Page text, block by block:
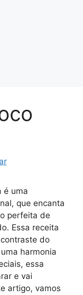
é uma
que encanta
perfeita de
Essa receita
do
harmonia
essa
e vai
artigo, vamos